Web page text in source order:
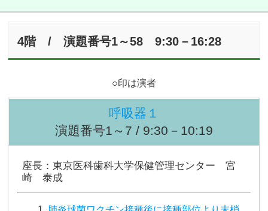
4階 / 演題番号1～58 9:30－16:28
○印は演者
呼吸器１
演題番号1～7 / 9:30－10:19
座長：東京医科歯科大学保健管理センター 宮
崎 泰成